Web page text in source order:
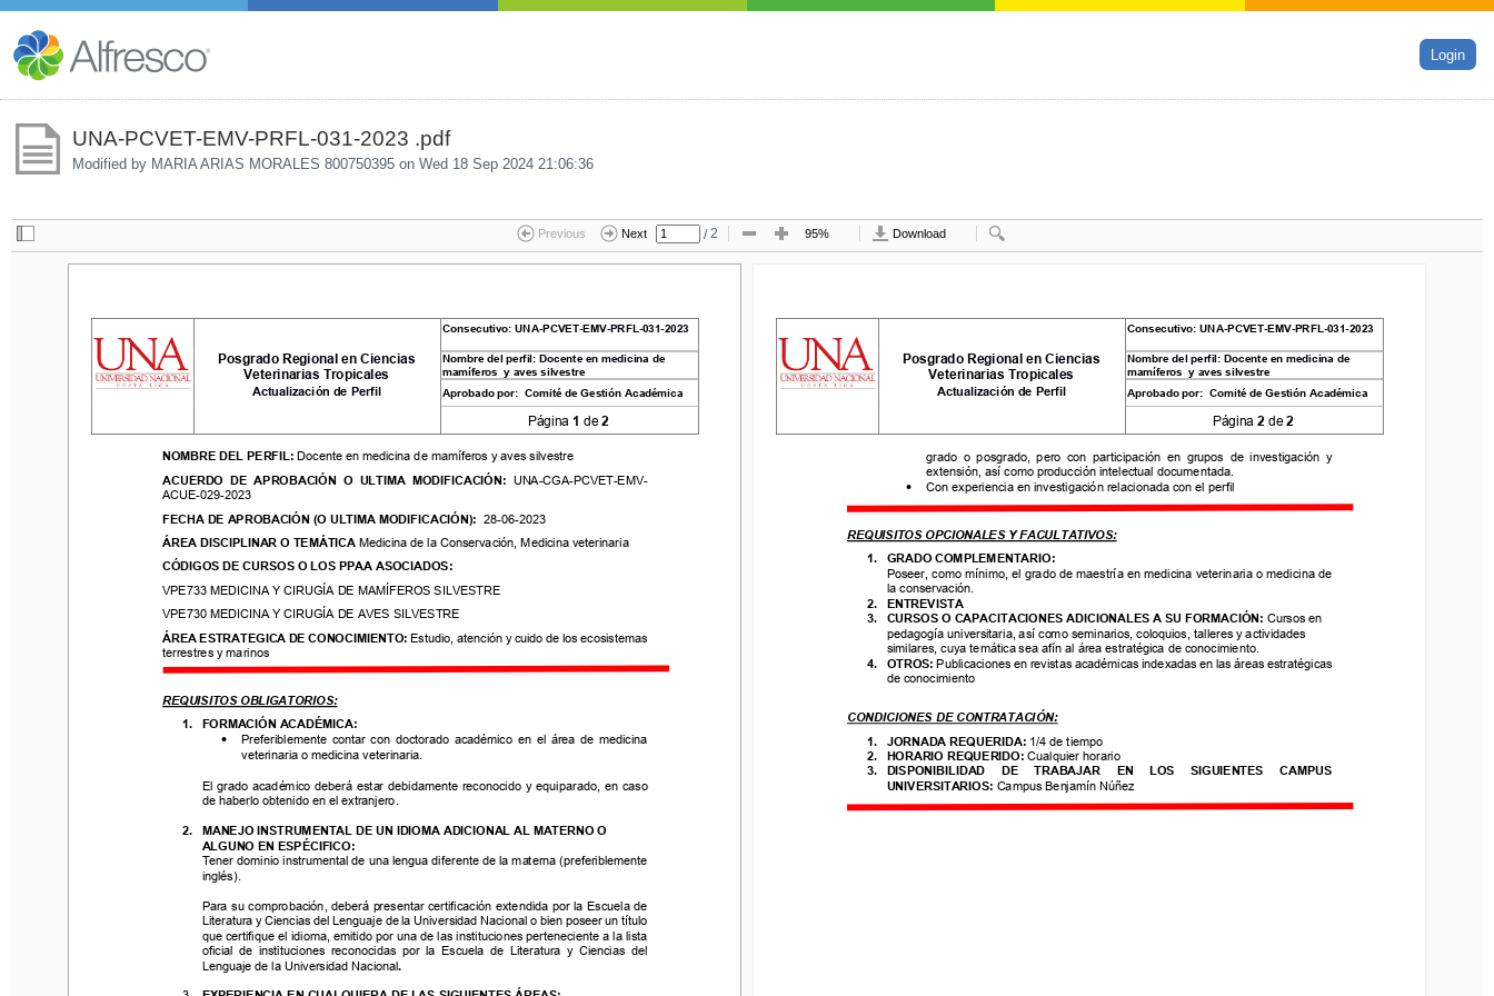
Login
UNA-PCVET-EMV-PRFL-031-2023 .pdf
Modified by MARIA ARIAS MORALES 800750395 on Wed 18 Sep 2024 21:06:36
Previous Next / 2 95% Download
Posgrado Regional en Ciencias
Veterinarias Tropicales
Actualización de Perfil
Consecutivo: UNA-PCVET-EMV-PRFL-031 -2023
Nombre del perfil: Docente en medicina de
mamíferos y aves silvestre
Aprobado por:
Comité de Gestión Académica
Página 1 de 2
NOMBRE DEL PERFIL: Docente en medicina de mamíferos
silvestre
ACUERDO  DE  APROBACIÓN  O  ULTIMA  MODIFICACIÓN:
ACUE-029-2023
APROBACIÓN (O ULTIMA MODIFICACIÓN):
ÁREA DISCIPLINAR O
TEMÁTICA
CÓDIGOS DE CURSOS O LOS PPAA ASOCIADOS:
terrestres y marinos
1.
FORMACIÓN ACADÉMICA:
•
Preferiblemente  contar  con  doctorado  académico  en  el  área  de  medicina
veterinaria o medicina veterinaria.
de haberlo obtenido en el extranjero
MANEJO INSTRUMENTAL DE UN IDIOMA ADICIONAL AL MATERNO O
ALGUNO EN ESPÉCIFICO:
Tener dominio instrumental de una lengua diferente de la materna (preferiblemente
inglés).
Para su comprobación, deberá presentar certificación extendida por la Escuela de
que certifique el idioma, emitido por una de las instituciones perteneciente a la lista
oficial  de  instituciones  reconocidas  por  la Escuela  de  Literatura  y  Ciencias  del
Lenguaje de la Universidad Nacional.
EXPERIENCIA EN CUALQUIERA DE LAS SIGUIENTES ÁREAS:
Posgrado Regional en Ciencias
Veterinarias Tropicales
Actualización de Perfil
Consecutivo: UNA-PCVET-EMV-PRFL -031-2023
Nombre del perfil: Docente en medicina de
mamíferos y aves silvestre
Aprobado por: Comité de Gestión Académica
Página 1 de 2
NOMBRE DEL PERFIL: Docente en medicina de mamíferos y aves silvestre
ACUERDO  DE  APROBACIÓN  O  ULTIMA  MODIFICACIÓN: UNA-CGA-PCVET-EMV-
ACUE-029-2023
FECHA DE APROBACIÓN (O ULTIMA MODIFICACIÓN): 28-06-2023
ÁREA DISCIPLINAR O TEMÁTICA Medicina de la Conservación, Medicina veterinaria
CÓDIGOS DE CURSOS O LOS PPAA ASOCIADOS:
VPE733 MEDICINA Y CIRUGÍA DE MAMÍFEROS SILVESTRE
VPE730 MEDICINA Y CIRUGÍA DE AVES SILVESTRE
ÁREA ESTRATEGICA DE CONOCIMIENTO: Estudio, atención y cuido de los ecosistemas
terrestres y marinos
REQUISITOS OBLIGATORIOS:
1.
FO RMACIÓN ACADÉMICA:
•
Preferiblemente  contar  con  doctorado  académico  en  el  área  de  medicina
veterinaria o medicina veterinaria.
El  grado  académico  deberá  estar  debidamente reconocido  y  equiparado,  en caso
de haberlo obtenido en el extranjero.
2.
MANEJO INSTRUMENTAL DE UN IDIOMA ADICIONAL AL MATERNO O
ALGUNO EN ESPÉCIFICO:
Tener dominio instrumental de una lengua diferente de la materna (preferiblemente
inglés).
Para su comprobación, deberá presentar certificación extendida por la Escuela de
Literatura y Ciencias del Lenguaje de la Universidad Nacional o bien poseer un título
que certifique el idioma, emitido por una de las instituciones perteneciente a la lista
oficial  de  instituciones  reconocidas  por  la
Escuela  de  Literatura  y  Ciencias  del
Lenguaje de la Universidad Nacional.
Posgrado Regional en Ciencias
Veterinarias Tropicales
Actualización de Perfil
Consecutivo: UNA-PCVET-EMV-PRFL-031 -2023
Nombre del perfil: Docente en medicina de
mamíferos y aves silvestre
Aprobado por:
Comité de Gestión Académica
Página 2 de 2
grado  o  posgrado,  pero  con  participación  en  grupos  de  investigación  y
extensión, así como producción intelectual documentada.
Con experiencia en investigación relacionada con el perfil
Poseer, como mínimo, el grado de maestría en medicina veterinaria o medicina de
la conservación.
ENTREVISTA
3.
CURSOS O CAPACITACIONES ADICIONALES A SU FORMACIÓN:
pedagogía universitaria, así como seminarios, coloquios, talleres y actividades
similares, cuya temática sea afín al área estratégica de conocimiento.
OTROS: Publicaciones en revistas académicas indexadas en las áreas estratégicas
de conocimiento
1.
JORNADA REQUERIDA: 1/4 de tiempo
2.
HORARIO REQUERIDO: Cualquier horario
3.
DISPONIBILIDAD     DE     TRABAJAR     EN     LOS     SIGUIENTES     CAMPUS
UNIVERSITARIOS:
Campus Benjamín Núñez
Posgrado Regional en Ciencias
Veterinarias Tropicales
Actualización de Perfil
Consecutivo: UNA-PCVET-EMV-PRFL -031-2023
Nombre del perfil: Docente en medicina de
mamíferos y aves silvestre
Aprobado por: Comité de Gestión Académica
Página 2 de 2
grado  o  posgrado,  pero  con  participación  en  grupos  de  investigación  y
extensión, así como producción intelectual documentada.
•
Con experiencia en investigación relacionada con el perfil
REQUISITOS OPCIONALES Y FACULTATIVOS:
1.
GRADO COMPLEMENTARIO:
Poseer, como mínimo, el grado de maestría en medicina veterinaria o medicina de
la conservación.
2.
ENTREVISTA
3.
CURSOS O CAPACITACIONES ADICIONALES A SU FORMACIÓN: Cursos en
pedagogía universitaria, así como seminarios, coloquios, talleres y actividades
similares, cuya temática sea afín al área estratégica de conocimiento.
4.
OTROS: Publicaciones en revistas académicas indexadas en las áreas estratégicas
de conocimiento
CONDICIONES DE CONTRATACIÓN:
1.
JORNADA REQUERIDA: 1/4 de tiempo
2.
HORARIO REQUERIDO: Cualquier horario
3.
DISPONIBILIDAD     DE     TRABAJAR     EN     LOS     SIGUIENTES     CAMPUS
UNIVERSITARIOS: Campus Benjamín Núñez